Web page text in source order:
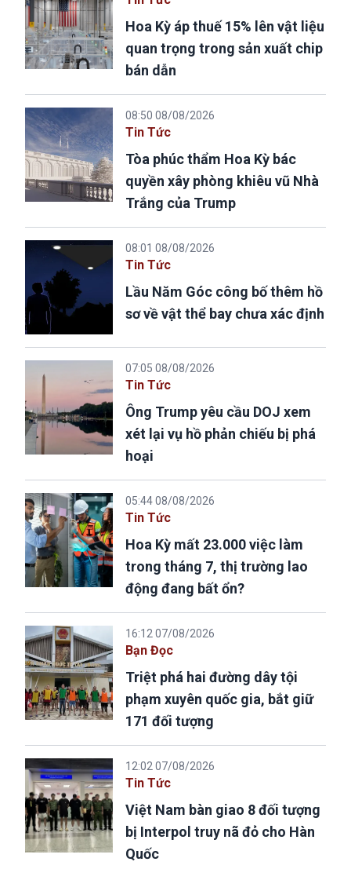
Hoa Kỳ áp thuế 15% lên vật liệu
quan trọng trong sản xuất chip
bán dẫn
08:50 08/08/2026
Tin Tức
Tòa phúc thẩm Hoa Kỳ bác
quyền xây phòng khiêu vũ Nhà
Trắng của Trump
08:01 08/08/2026
Tin Tức
Lầu Năm Góc công bố thêm hồ
sơ về vật thể bay chưa xác định
07:05 08/08/2026
Tin Tức
Ông Trump yêu cầu DOJ xem
xét lại vụ hồ phản chiếu bị phá
hoại
05:44 08/08/2026
Tin Tức
Hoa Kỳ mất 23.000 việc làm
trong tháng 7, thị trường lao
động đang bất ổn?
16:12 07/08/2026
Bạn Đọc
Triệt phá hai đường dây tội
phạm xuyên quốc gia, bắt giữ
171 đối tượng
12:02 07/08/2026
Tin Tức
Việt Nam bàn giao 8 đối tượng
bị Interpol truy nã đỏ cho Hàn
Quốc